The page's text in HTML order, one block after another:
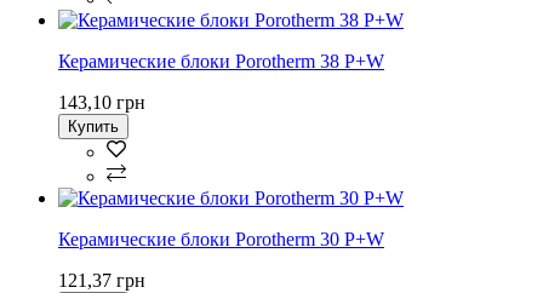
Керамические блоки Porotherm 38 P+W
143,10 грн
Купить
Керамические блоки Porotherm 30 P+W
121,37 грн